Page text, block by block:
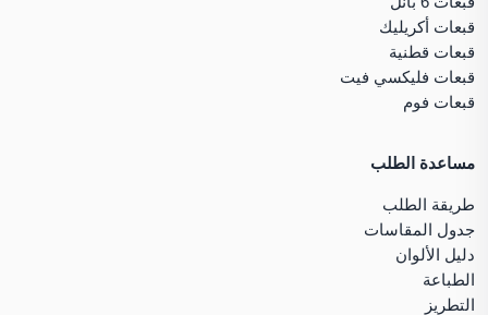
قبعات أكريليك
قبعات قطنية
قبعات فليكسي فيت
قبعات فوم
مساعدة الطلب
طريقة الطلب
جدول المقاسات
دليل الألوان
الطباعة
التطريز